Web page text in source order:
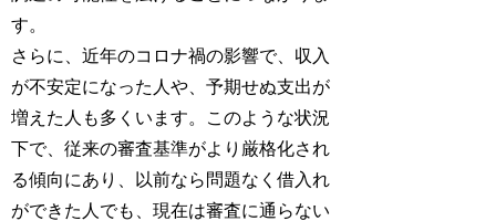
す。
さらに、近年のコロナ禍の影響で、収入
が不安定になった人や、予期せぬ支出が
増えた人も多くいます。このような状況
下で、従来の審査基準がより厳格化され
る傾向にあり、以前なら問題なく借入れ
ができた人でも、現在は審査に通らない